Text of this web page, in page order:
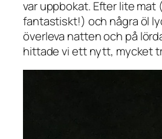
var uppbokat. Efter lite mat
fantastiskt!) och några öl
överleva natten och på
hittade vi ett nytt, mycket